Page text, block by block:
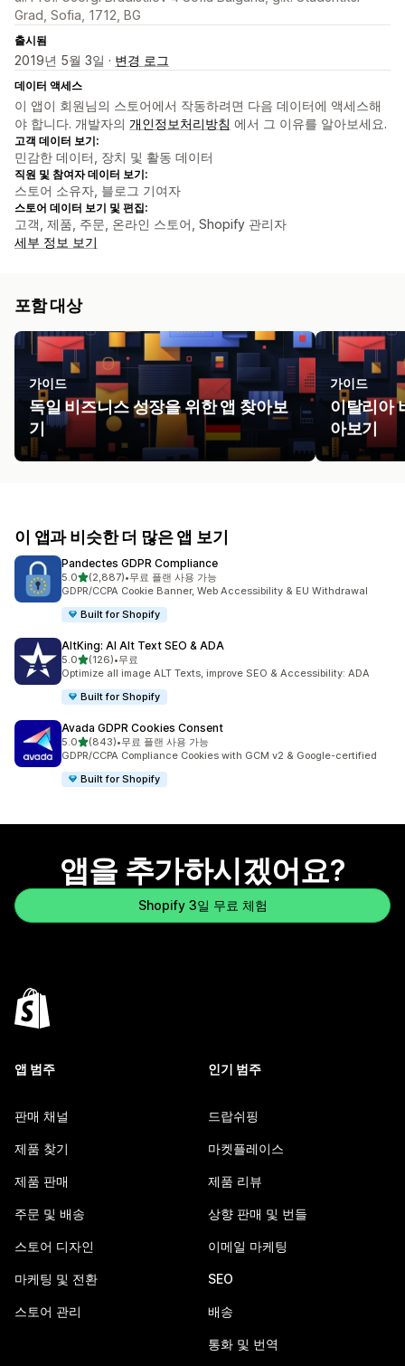
Grad, Sofia, 1712, BG
출시됨
2019년 5월 3일 · 변경 로그
데이터 액세스
이 앱이 회원님의 스토어에서 작동하려면 다음 데이터에 액세스해
야 합니다. 개발자의 개인정보처리방침 에서 그 이유를 알아보세요.
고객 데이터 보기:
민감한 데이터, 장치 및 활동 데이터
직원 및 참여자 데이터 보기:
스토어 소유자, 블로그 기여자
스토어 데이터 보기 및 편집:
고객, 제품, 주문, 온라인 스토어, Shopify 관리자
세부 정보 보기
포함 대상
가이드
독일 비즈니스 성장을 위한 앱 찾아보
기
가이드
이탈리아
아보기
이 앱과 비슷한 더 많은 앱 보기
Pandectes GDPR Compliance
5.0별 5개 중
(2,887)
총 리뷰 2887개
•무료 플랜 사용 가능
GDPR/CCPA Cookie Banner, Web Accessibility & EU Withdrawal
Built for Shopify
AltKing: AI Alt Text SEO & ADA
5.0별 5개 중
(126)
총 리뷰 126개
•무료
Optimize all image ALT Texts, improve SEO & Accessibility: ADA
Built for Shopify
Avada GDPR Cookies Consent
5.0별 5개 중
(843)
총 리뷰 843개
•무료 플랜 사용 가능
GDPR/CCPA Compliance Cookies with GCM v2 & Google-certified
Built for Shopify
앱을 추가하시겠어요?
Shopify 3일 무료 체험
앱 범주
판매 채널
제품 찾기
제품 판매
주문 및 배송
스토어 디자인
마케팅 및 전환
스토어 관리
인기 범주
드랍쉬핑
마켓플레이스
제품 리뷰
상향 판매 및 번들
이메일 마케팅
SEO
배송
통화 및 번역